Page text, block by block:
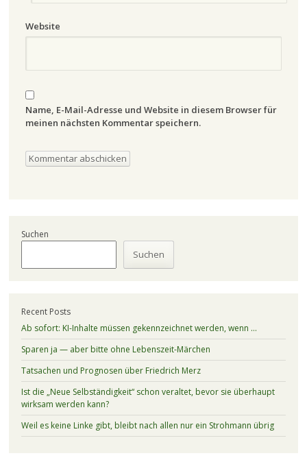
Website
Name, E-Mail-Adresse und Website in diesem Browser für
meinen nächsten Kommentar speichern.
Suchen
Suchen
Recent Posts
Ab sofort: KI-Inhalte müssen gekennzeichnet werden, wenn …
Sparen ja — aber bitte ohne Lebenszeit-Märchen
Tatsachen und Prognosen über Friedrich Merz
Ist die „Neue Selbständigkeit“ schon veraltet, bevor sie überhaupt
wirksam werden kann?
Weil es keine Linke gibt, bleibt nach allen nur ein Strohmann übrig